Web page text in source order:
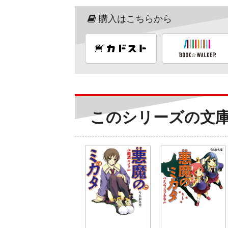
購入はこちらから
このシリーズの文